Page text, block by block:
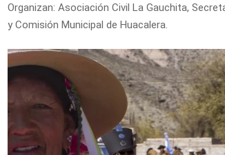
Organizan: Asociación Civil La Gauchita,
y Comisión Municipal de Huacalera.